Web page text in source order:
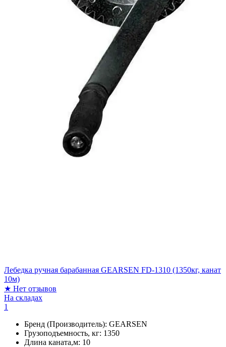
Лебедка ручная барабанная GEARSEN FD-1310 (1350кг, канат
10м)
★ Нет отзывов
На складах
1
Бренд (Производитель): GEARSEN
Грузоподъемность, кг: 1350
Длина каната,м: 10